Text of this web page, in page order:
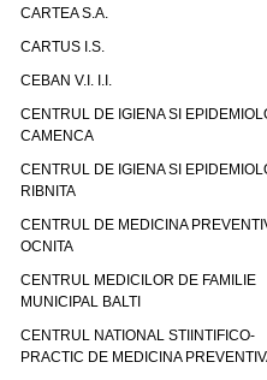
CARTEA S.A.
CARTUS I.S.
CEBAN V.I. I.I.
CENTRUL DE IGIENA SI
CAMENCA
CENTRUL DE IGIENA SI
RIBNITA
CENTRUL DE MEDICINA
OCNITA
CENTRUL MEDICILOR DE FAMILIE
MUNICIPAL BALTI
CENTRUL NATIONAL STIINTIFICO-
PRACTIC DE MEDICINA